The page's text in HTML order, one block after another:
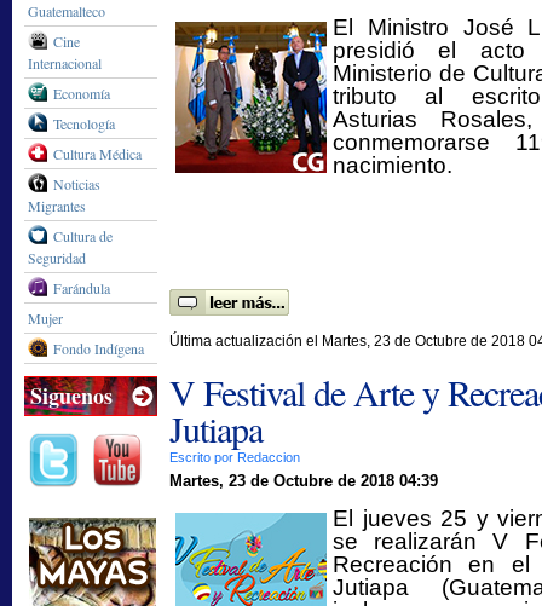
El Ministro José
presidió el
Ministerio de
tributo al
Asturias
conmemorarse
nacimiento.
Última actualización el Martes, 23 de Octubre de 2018
V Festival de Arte y
Jutiapa
Escrito por Redaccion
Martes, 23 de Octubre de 2018 04:39
El jueves 25 y
se realizarán V
Recreación en el
Jutiapa
Guatemalteco
Cine
Internacional
Economía
Tecnología
Cultura Médica
Noticias
Migrantes
Cultura de
Seguridad
Farándula
Mujer
Fondo Indígena
Siguenos